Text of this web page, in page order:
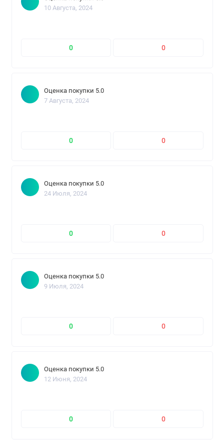
10 Августа, 2024
0 0
Оценка покупки 5.0
7 Августа, 2024
0 0
Оценка покупки 5.0
24 Июля, 2024
0 0
Оценка покупки 5.0
9 Июля, 2024
0 0
Оценка покупки 5.0
12 Июня, 2024
0 0